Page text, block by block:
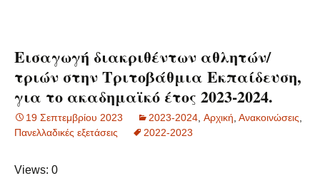
Εισαγωγή διακριθέντων αθλητών/
τριών στην Τριτοβάθμια Εκπαίδευση,
για το ακαδημαϊκό έτος 2023-2024.
19 Σεπτεμβρίου 2023 2023-2024 Aρχική Ανακοινώσεις
Πανελλαδικές εξετάσεις
2022-2023
Views: 0